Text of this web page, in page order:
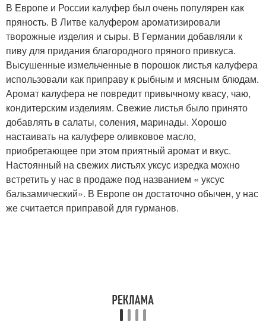
В Европе и России калуфер был очень популярен как
пряность. В Литве калуфером ароматизировали
творожные изделия и сыры. В Германии добавляли к
пиву для придания благородного пряного привкуса.
Высушенные измельченные в порошок листья калуфера
использовали как приправу к рыбным и мясным блюдам.
Аромат калуфера не повредит привычному квасу, чаю,
кондитерским изделиям. Свежие листья было принято
добавлять в салаты, соления, маринады. Хорошо
настаивать на калуфере оливковое масло,
приобретающее при этом приятный аромат и вкус.
Настоянный на свежих листьях уксус изредка можно
встретить у нас в продаже под названием « уксус
бальзамический». В Европе он достаточно обычен, у нас
же считается приправой для гурманов.